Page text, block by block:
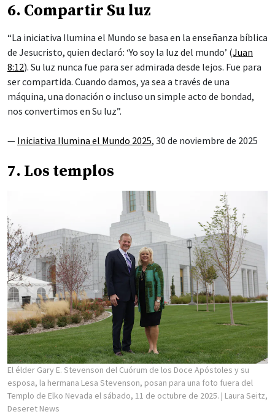
6. Compartir Su luz
“La iniciativa Ilumina el Mundo se basa en la enseñanza bíblica
de Jesucristo, quien declaró: ‘Yo soy la luz del mundo’ (Juan
8:12). Su luz nunca fue para ser admirada desde lejos. Fue para
ser compartida. Cuando damos, ya sea a través de una
máquina, una donación o incluso un simple acto de bondad,
nos convertimos en Su luz”.
— Iniciativa Ilumina el Mundo 2025, 30 de noviembre de 2025
7. Los templos
El élder Gary E. Stevenson del Cuórum de los Doce Apóstoles y su
esposa, la hermana Lesa Stevenson, posan para una foto fuera del
Templo de Elko Nevada el sábado, 11 de octubre de 2025. | Laura Seitz,
Deseret News